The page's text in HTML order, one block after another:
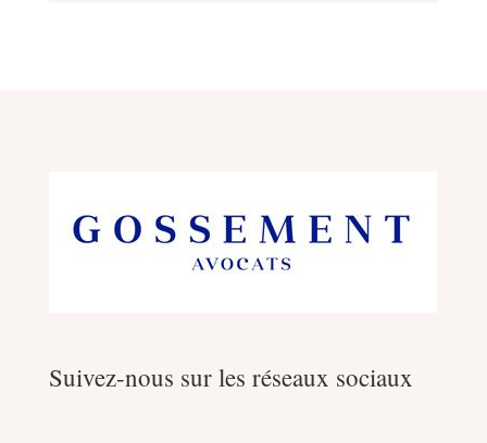
Suivez-nous sur les réseaux sociaux